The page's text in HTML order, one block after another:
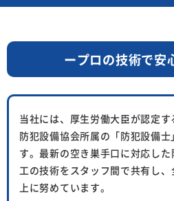
ープロの技術で安
当社には、厚生労働大臣が認定
防犯設備協会所属の「防犯設備
す。最新の空き巣手口に対応し
工の技術をスタッフ間で共有し、
上に努めています。